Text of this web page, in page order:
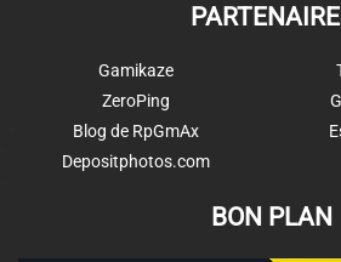
Gamikaze
ZeroPing
Blog de RpGmAx
Depositphotos.com
BON PLAN